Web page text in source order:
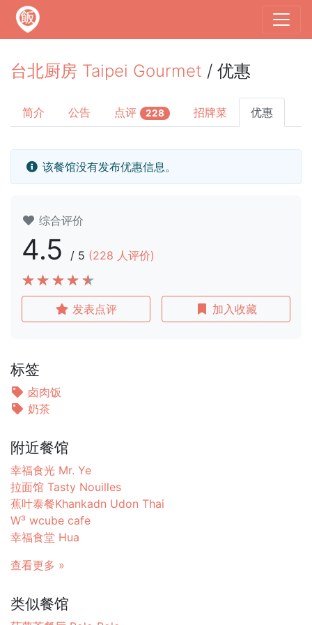
台北厨房 Taipei Gourmet / 优惠
简介 公告 点评 228 招牌菜 优惠
该餐馆没有发布优惠信息。
综合评价
4.5 / 5 (228 人评价)
发表点评 加入收藏
标签
卤肉饭
奶茶
附近餐馆
幸福食光 Mr. Ye
拉面馆 Tasty Nouilles
蕉叶泰餐Khankadn Udon Thai
W³ wcube cafe
幸福食堂 Hua
查看更多 »
类似餐馆